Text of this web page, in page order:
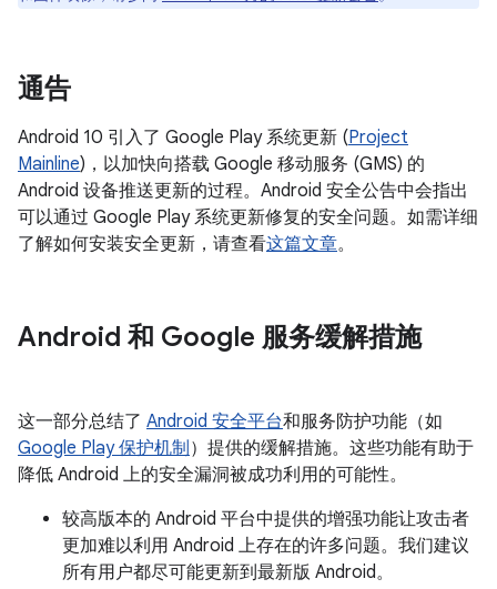
通告
Android 10 引入了 Google Play 系统更新 (Project
Mainline)，以加快向搭载 Google 移动服务 (GMS) 的
Android 设备推送更新的过程。Android 安全公告中会指出
可以通过 Google Play 系统更新修复的安全问题。如需详细
了解如何安装安全更新，请查看这篇文章。
Android 和 Google 服务缓解措施
这一部分总结了 Android 安全平台和服务防护功能（如
Google Play 保护机制 ）提供的缓解措施。这些功能有助于
降低 Android 上的安全漏洞被成功利用的可能性。
较高版本的 Android 平台中提供的增强功能让攻击者
更加难以利用 Android 上存在的许多问题。我们建议
所有用户都尽可能更新到最新版 Android。